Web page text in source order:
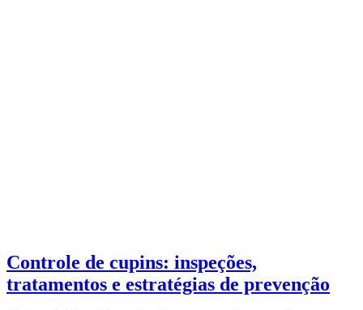
Controle de cupins: inspeções,
tratamentos e estratégias de prevenção